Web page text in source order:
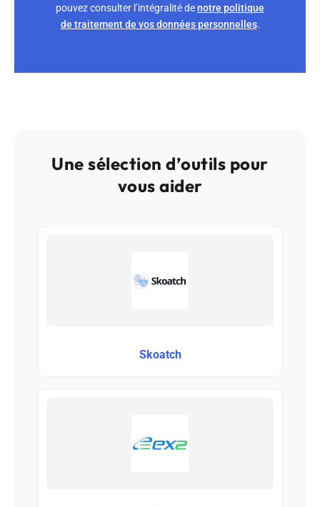
pouvez consulter l’intégralité denotre politique
de traitement de vos données personnelles.
Une sélection d’outils pour
vous aider
Skoatch